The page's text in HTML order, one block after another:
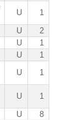
U
1
U
2
U
1
U
1
U
1
U
1
U
8